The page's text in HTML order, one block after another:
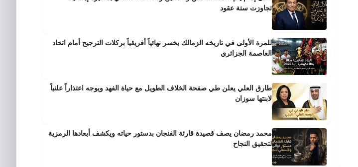
تجاوزت ستة عقود
للمرة الأولى في تاريخه الزمالك يخسر نهائياً أفريقياً بركلات الترجيح أمام اتحاد
العاصمة الجزائري
طارق العلي يعلن طي صفحة الخلاف الطويل مع حياة الفهد ويوجه اعتذاراً علنياً
لابنتها سوزان
محمد رمضان يصف قصيدة قارئة الفنجان بدستور حياته ويكشف أبعادها الرمزية
لتحقيق النجاح